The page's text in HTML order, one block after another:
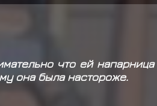
что ей напарница
она была настороже.